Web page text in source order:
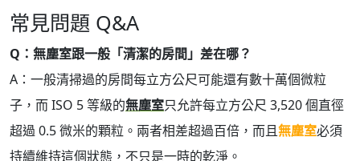
常見問題 Q&A
Q：無塵室跟一般「清潔的房間」差在哪？
A：一般清掃過的房間每立方公尺可能還有數十萬個微粒
子，而 ISO 5 等級的無塵室只允許每立方公尺 3,520 個直徑
超過 0.5 微米的顆粒。兩者相差超過百倍，而且無塵室必須
持續維持這個狀態，不只是一時的乾淨。